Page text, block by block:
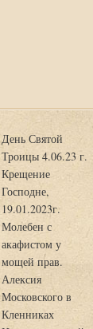
День Святой
Троицы 4.06.23 г.
Крещение
Господне,
19.01.2023г.
Молебен с
акафистом у
мощей прав.
Алексия
Московского в
Кленниках